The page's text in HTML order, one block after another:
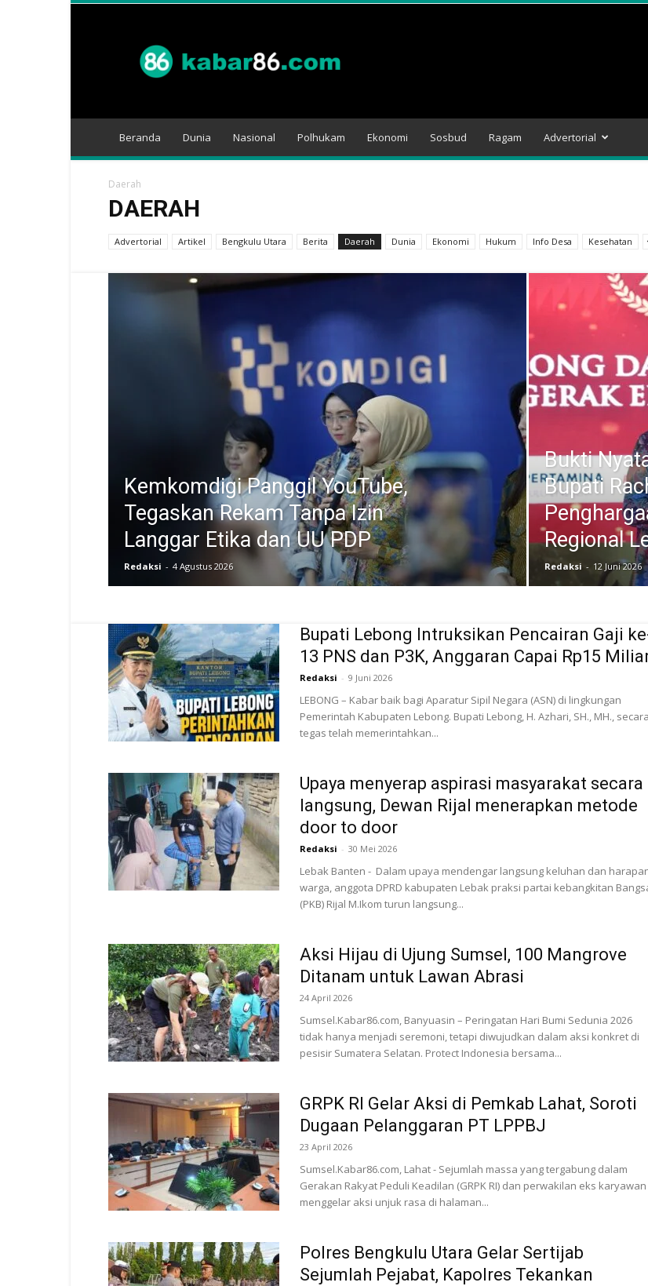
Beranda Dunia Nasional Polhukam Ekonomi Sosbud Ragam Advertorial
Daerah
DAERAH
Advertorial Artikel Bengkulu Utara Berita Daerah Dunia Ekonomi Hukum Info Desa Kesehatan
Kemkomdigi Panggil YouTube,
Tegaskan Rekam Tanpa Izin
Langgar Etika dan UU PDP
Redaksi - 4 Agustus 2026
Bukti
Bupati
Regional
Redaksi - 12 Juni 2026
Bupati Lebong Intruksikan Pencairan Gaji
13 PNS dan P3K, Anggaran Capai Rp15
Redaksi - 9 Juni 2026
LEBONG – Kabar baik bagi Aparatur Sipil Negara (ASN) di lingkungan
Pemerintah Kabupaten Lebong. Bupati Lebong, H. Azhari, SH., MH., secara
tegas telah memerintahkan...
Upaya menyerap aspirasi masyarakat secara
langsung, Dewan Rijal menerapkan metode
door to door
Redaksi - 30 Mei 2026
‎Lebak Banten - Dalam upaya mendengar langsung keluhan dan
warga, anggota DPRD kabupaten Lebak praksi partai kebangkitan
(PKB) Rijal M.Ikom turun langsung...
Aksi Hijau di Ujung Sumsel, 100 Mangrove
Ditanam untuk Lawan Abrasi
24 April 2026
Sumsel.Kabar86.com, Banyuasin – Peringatan Hari Bumi Sedunia 2026
tidak hanya menjadi seremoni, tetapi diwujudkan dalam aksi konkret di
pesisir Sumatera Selatan. Protect Indonesia bersama...
GRPK RI Gelar Aksi di Pemkab Lahat, Soroti
Dugaan Pelanggaran PT LPPBJ
23 April 2026
Sumsel.Kabar86.com, Lahat - Sejumlah massa yang tergabung dalam
Gerakan Rakyat Peduli Keadilan (GRPK RI) dan perwakilan eks karyawan
menggelar aksi unjuk rasa di halaman...
Polres Bengkulu Utara Gelar Sertijab
Sejumlah Pejabat, Kapolres Tekankan